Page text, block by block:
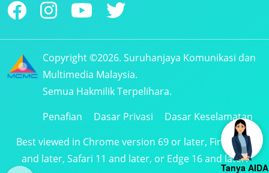
Copyright ©2026. Suruhanjaya Komunikasi dan
Multimedia Malaysia.
Semua Hakmilik Terpelihara.
Penafian
Dasar Privasi
Dasar Keselamatan
Best viewed in Chrome version 69 or later, Firefox 61
and later, Safari 11 and later, or Edge 16 and later.